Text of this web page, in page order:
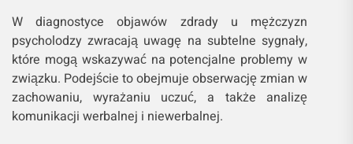
W diagnostyce objawów zdrady u mężczyzn
psycholodzy zwracają uwagę na subtelne sygnały,
które mogą wskazywać na potencjalne problemy w
związku. Podejście to obejmuje obserwację zmian w
zachowaniu, wyrażaniu uczuć, a także analizę
komunikacji werbalnej i niewerbalnej.